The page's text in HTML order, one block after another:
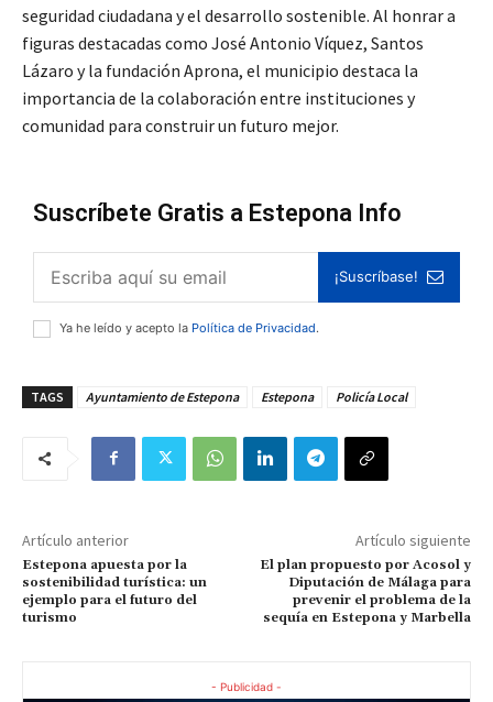
seguridad ciudadana y el desarrollo sostenible. Al honrar a
figuras destacadas como José Antonio Víquez, Santos
Lázaro y la fundación Aprona, el municipio destaca la
importancia de la colaboración entre instituciones y
comunidad para construir un futuro mejor.
Suscríbete Gratis a Estepona Info
¡Suscríbase!
Ya he leído y acepto la Política de Privacidad.
TAGS Ayuntamiento de Estepona Estepona Policía Local
Artículo anterior
Estepona apuesta por la
sostenibilidad turística: un
ejemplo para el futuro del
turismo
Artículo siguiente
El plan propuesto por Acosol y
Diputación de Málaga para
prevenir el problema de la
sequía en Estepona y Marbella
- Publicidad -